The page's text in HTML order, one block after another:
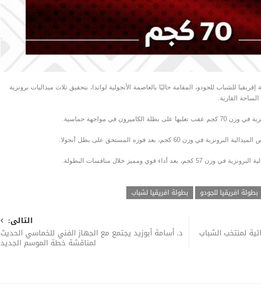
للشباب للجودو، المقامة حاليًا بالعاصمة الأنجولية لواندا، بتحقيق ثلاث ميداليات برونزية
القارية.
في مواجهة حماسية.
60 كجم، بعد فوزه المستحق على بطل أنجولا.
قوي ومميز خلال منافسات البطولة.
بطولة افريقيا للجودو بطولة افريقيا لشباب
لمنتخب الشباب
التالى:
د. أسامة أبوزيد يجتمع مع الجهاز الفني للخماسي الحديث
لمناقشة خطة الموسم الجديد